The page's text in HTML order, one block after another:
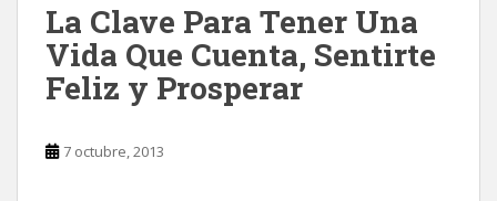
La Clave Para Tener Una
Vida Que Cuenta, Sentirte
Feliz y Prosperar
7 octubre, 2013